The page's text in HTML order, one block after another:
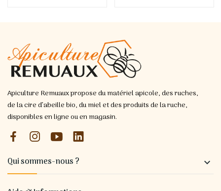
Apiculture Remuaux propose du matériel apicole, des ruches,
de la cire d’abeille bio, du miel et des produits de la ruche,
disponibles en ligne ou en magasin.
Qui sommes-nous ? 